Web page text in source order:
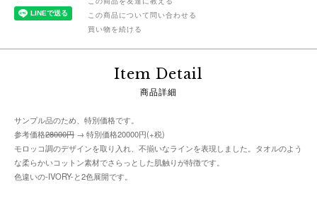
この商品について問い合わせる
買い物を続ける
Item Detail
商品詳細
サンプル品のため、特別価格です。
参考価格28000円 → 特別価格20000円(+税)
モロッコ調のデザインを取り入れ、不揃いなラインを表現しました。タオルのよう
な柔らかいコットン素材でさらっとした肌触りが特徴です。
色違いの-IVORY-と2色展開です。